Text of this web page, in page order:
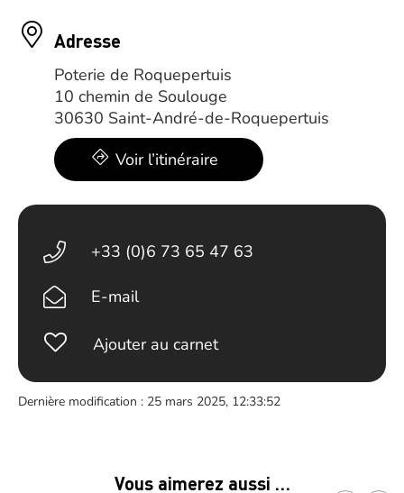
Adresse
Poterie de Roquepertuis
10 chemin de Soulouge
30630 Saint-André-de-Roquepertuis
Voir l’itinéraire
+33 (0)6 73 65 47 63
E-mail
Ajouter au carnet
Dernière modification : 25 mars 2025, 12:33:52
Vous aimerez aussi …